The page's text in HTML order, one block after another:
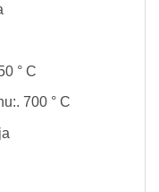
° C
700 ° C